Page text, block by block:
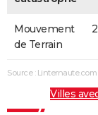
Mouvement
de Terrain
Source :
Villes